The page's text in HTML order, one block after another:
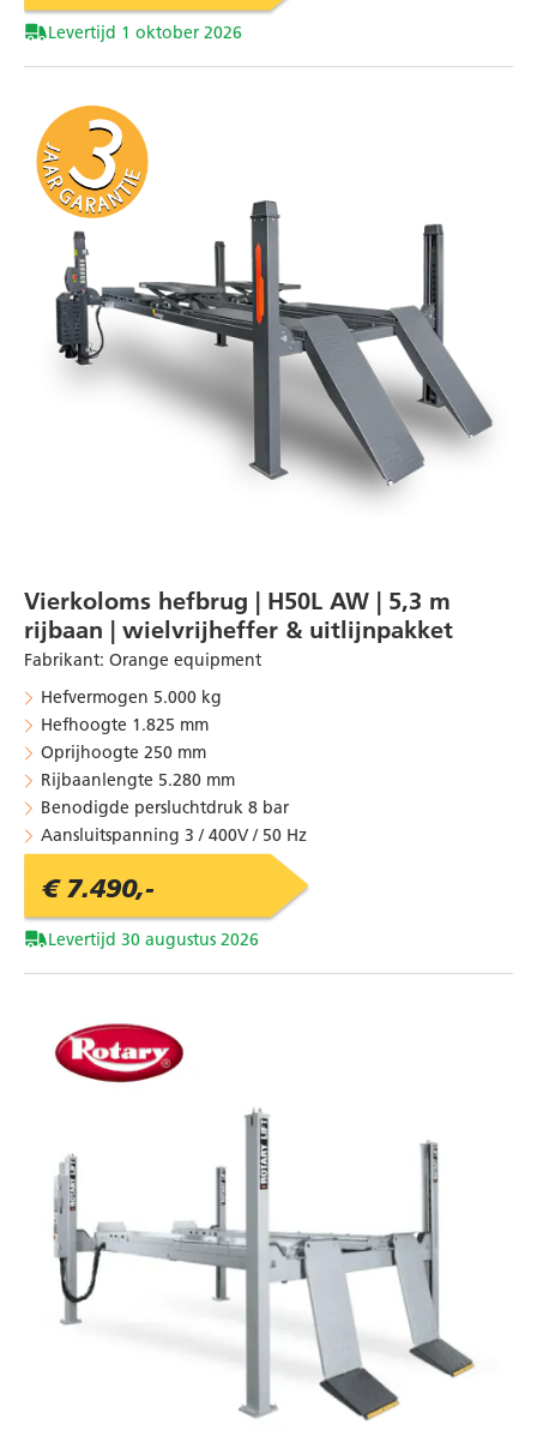
Levertijd 1 oktober 2026
Vierkoloms hefbrug | H50L AW | 5,3 m
rijbaan | wielvrijheffer & uitlijnpakket
Fabrikant: Orange equipment
Hefvermogen 5.000 kg
Hefhoogte 1.825 mm
Oprijhoogte 250 mm
Rijbaanlengte 5.280 mm
Benodigde persluchtdruk 8 bar
Aansluitspanning 3 / 400V / 50 Hz
€ 7.490,-
Levertijd 30 augustus 2026